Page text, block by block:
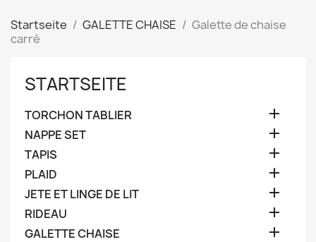
Startseite GALETTE CHAISE
Galette de chaise
carré
STARTSEITE
TORCHON TABLIER 
NAPPE SET 
TAPIS 
PLAID 
JETE ET LINGE DE LIT 
RIDEAU 
GALETTE CHAISE 